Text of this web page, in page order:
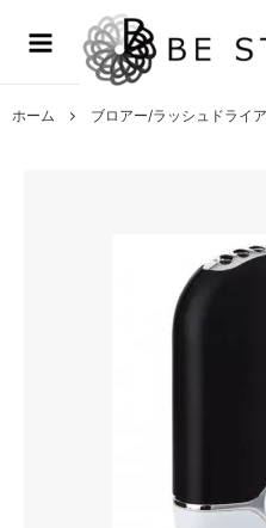
まつげエクステ商材の通販・まつ
げ商材・美容商材の通販｜BE
ホーム ブロアー/ラッシュドライ